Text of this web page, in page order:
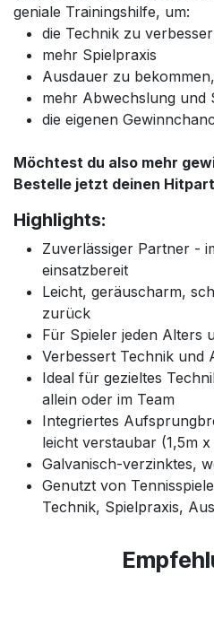
geniale Trainingshilfe, um:
die Technik zu
mehr Spielpraxis
Ausdauer zu bekommen,
mehr Abwechslung und
die eigenen
Möchtest du also mehr
Bestelle jetzt deinen
Highlights:
Zuverlässiger Partner -
einsatzbereit
Leicht, geräuscharm,
zurück
Für Spieler jeden Alters
Verbessert Technik und
Ideal für gezieltes
allein oder im Team
Integriertes
leicht verstaubar (1,5m x
Galvanisch-verzinktes,
Genutzt von
Technik, Spielpraxis,